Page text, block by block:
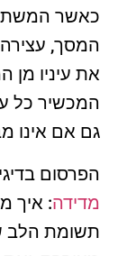
כאשר
המסך,
את עיניו
המכשיר כל
גם אם אינו
הפרסום
מדידה: איך
תשומת הלב